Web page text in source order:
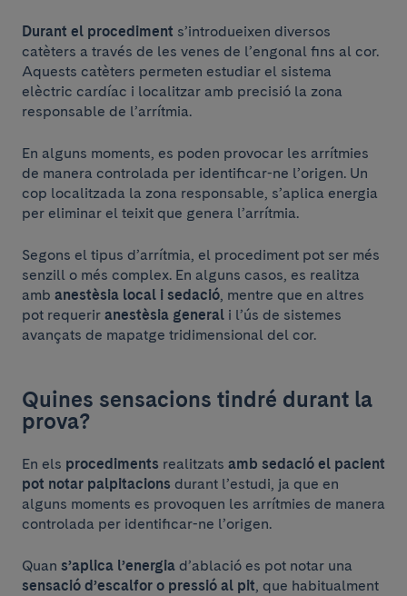
Durant el procediment s’introdueixen diversos
catèters a través de les venes de l’engonal fins al cor.
Aquests catèters permeten estudiar el sistema
elèctric cardíac i localitzar amb precisió la zona
responsable de l’arrítmia.
En alguns moments, es poden provocar les arrítmies
de manera controlada per identificar-ne l’origen. Un
cop localitzada la zona responsable, s’aplica energia
per eliminar el teixit que genera l’arrítmia.
Segons el tipus d’arrítmia, el procediment pot ser més
senzill o més complex. En alguns casos, es realitza
amb anestèsia local i sedació, mentre que en altres
pot requerir anestèsia general i l’ús de sistemes
avançats de mapatge tridimensional del cor.
Quines sensacions tindré durant la
prova?
En els procediments realitzats amb sedació el pacient
pot notar palpitacions durant l’estudi, ja que en
alguns moments es provoquen les arrítmies de manera
controlada per identificar-ne l’origen.
Quan s’aplica l’energia d’ablació es pot notar una
sensació d’escalfor o pressió al pit, que habitualment